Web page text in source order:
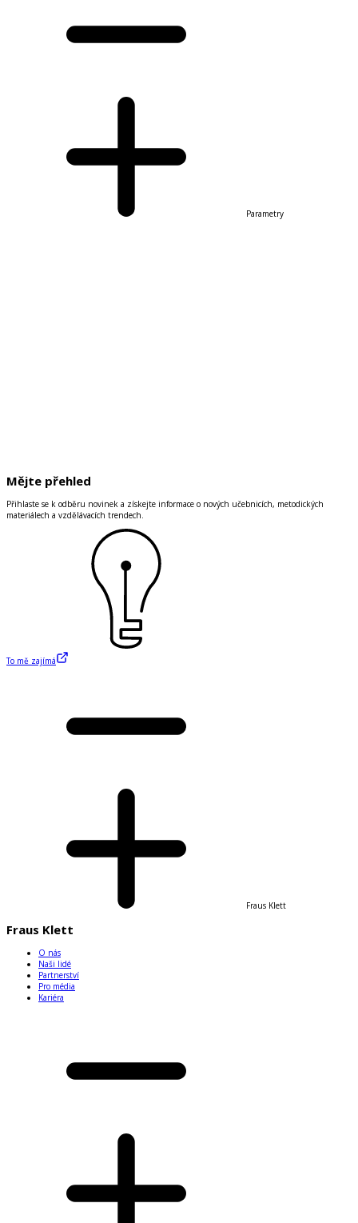
Parametry
Mějte přehled
Přihlaste se k odběru novinek a získejte informace o nových učebnicích, metodických
materiálech a vzdělávacích trendech.
To mě zajímá
Fraus Klett
Fraus Klett
O nás
Naši lidé
Partnerství
Pro média
Kariéra